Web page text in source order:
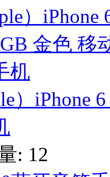
）iPhone
: 12